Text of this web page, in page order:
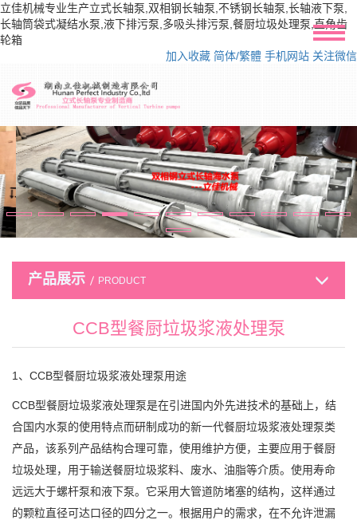
立佳机械专业生产立式长轴泵,双相钢长轴泵,不锈钢长轴泵,长轴液下泵,
长轴筒袋式凝结水泵,液下排污泵,多吸头排污泵,餐厨垃圾处理泵,直角齿
轮箱
加入收藏 简体/繁體 手机网站 关注微信
产品展示 PRODUCT
CCB型餐厨垃圾浆液处理泵
1、CCB型餐厨垃圾浆液处理泵用途
CCB型餐厨垃圾浆液处理泵是在引进国内外先进技术的基础上，结
合国内水泵的使用特点而研制成功的新一代餐厨垃圾浆液处理泵类
产品，该系列产品结构合理可靠，使用维护方便，主要应用于餐厨
垃圾处理，用于输送餐厨垃圾浆料、废水、油脂等介质。使用寿命
远远大于螺杆泵和液下泵。它采用大管道防堵塞的结构，这样通过
的颗粒直径可达口径的四分之一。根据用户的需求，在不允许泄漏